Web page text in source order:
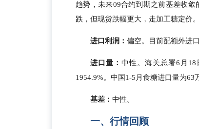
趋势，未来09合约到期之前基差收
跌，但现货跌幅更大，走加工糖定价。
进口利润： 偏空。目前配额外进
进口量：中性。海关总署6月
1954.9%。中国1-5月食糖进口量为63
基差： 中性。
一、行情回顾